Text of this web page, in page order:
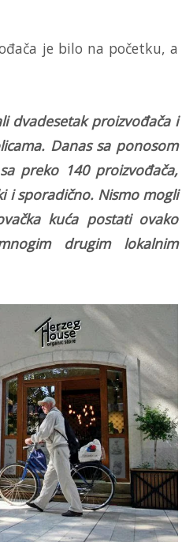
je bilo na početku, a
dvadesetak proizvođača i
Danas sa ponosom
preko 140 proizvođača,
i sporadično. Nismo mogli
kuća postati ovako
drugim lokalnim